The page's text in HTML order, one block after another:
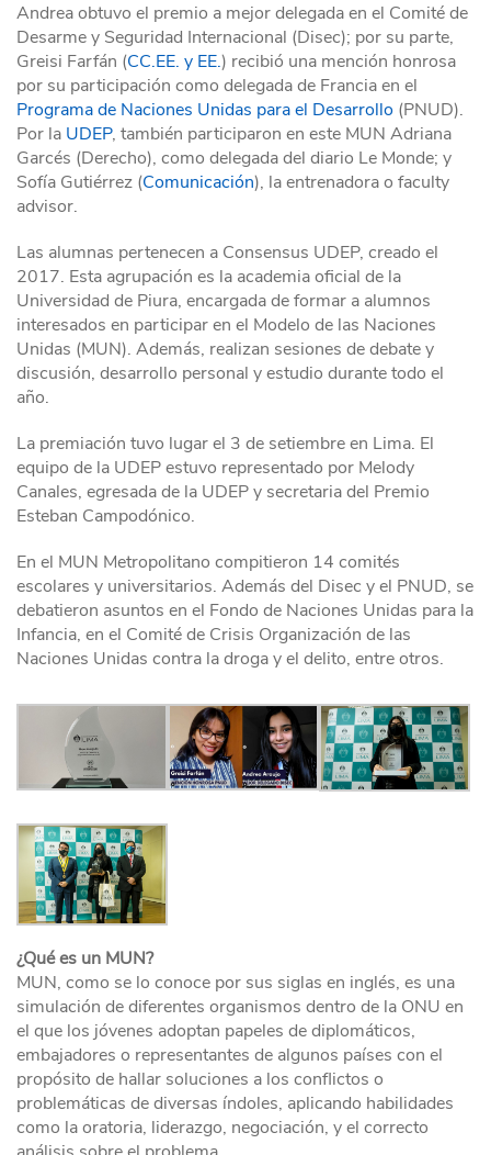
Andrea obtuvo el premio a mejor delegada en el Comité de
Desarme y Seguridad Internacional (Disec); por su parte,
Greisi Farfán (CC.EE. y EE.) recibió una mención honrosa
por su participación como delegada de Francia en el
Programa de Naciones Unidas para el Desarrollo (PNUD).
Por la UDEP, también participaron en este MUN Adriana
Garcés (Derecho), como delegada del diario Le Monde; y
Sofía Gutiérrez (Comunicación), la entrenadora o faculty
advisor.
Las alumnas pertenecen a Consensus UDEP, creado el
2017. Esta agrupación es la academia oficial de la
Universidad de Piura, encargada de formar a alumnos
interesados en participar en el Modelo de las Naciones
Unidas (MUN). Además, realizan sesiones de debate y
discusión, desarrollo personal y estudio durante todo el
año.
La premiación tuvo lugar el 3 de setiembre en Lima. El
equipo de la UDEP estuvo representado por Melody
Canales, egresada de la UDEP y secretaria del Premio
Esteban Campodónico.
En el MUN Metropolitano compitieron 14 comités
escolares y universitarios. Además del Disec y el PNUD, se
debatieron asuntos en el Fondo de Naciones Unidas para la
Infancia, en el Comité de Crisis Organización de las
Naciones Unidas contra la droga y el delito, entre otros.
¿Qué es un MUN?
MUN, como se lo conoce por sus siglas en inglés, es una
simulación de diferentes organismos dentro de la ONU en
el que los jóvenes adoptan papeles de diplomáticos,
embajadores o representantes de algunos países con el
propósito de hallar soluciones a los conflictos o
problemáticas de diversas índoles, aplicando habilidades
como la oratoria, liderazgo, negociación, y el correcto